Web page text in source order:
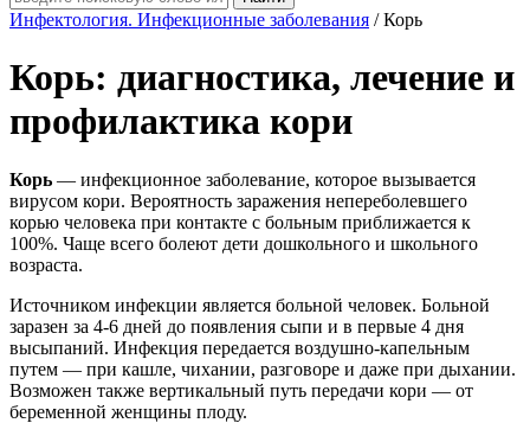
Инфектология. Инфекционные заболевания / Корь
Корь: диагностика, лечение и
профилактика кори
Корь — инфекционное заболевание, которое вызывается
вирусом кори. Вероятность заражения непереболевшего
корью человека при контакте с больным приближается к
100%. Чаще всего болеют дети дошкольного и школьного
возраста.
Источником инфекции является больной человек. Больной
заразен за 4-6 дней до появления сыпи и в первые 4 дня
высыпаний. Инфекция передается воздушно-капельным
путем — при кашле, чихании, разговоре и даже при дыхании.
Возможен также вертикальный путь передачи кори — от
беременной женщины плоду.